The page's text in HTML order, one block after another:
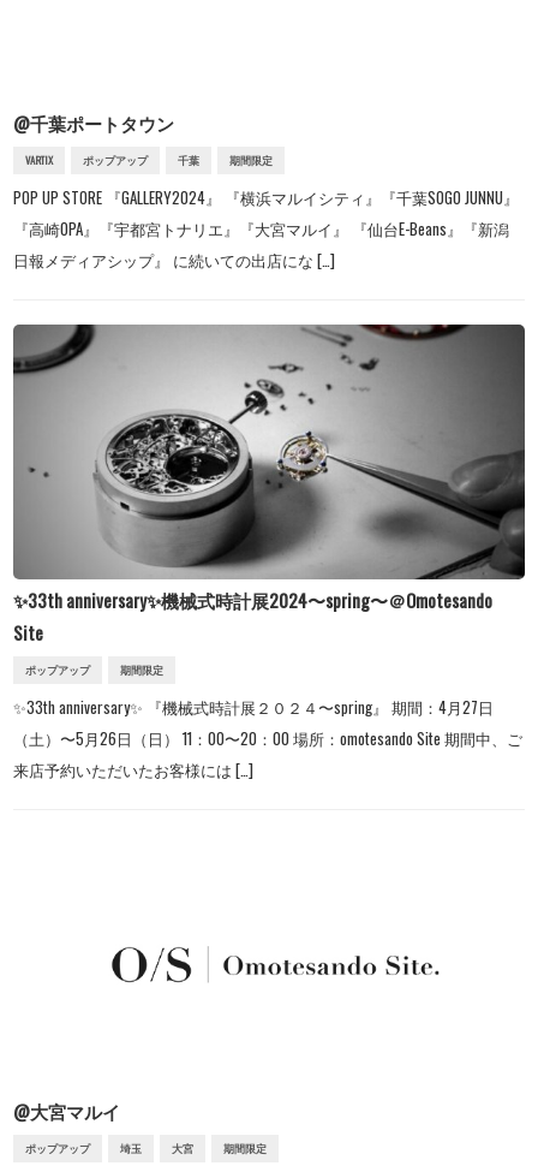
@千葉ポートタウン
VARTIX ポップアップ 千葉 期間限定
POP UP STORE 『GALLERY2024』 『横浜マルイシティ』『千葉SOGO JUNNU』
『高崎OPA』『宇都宮トナリエ』『大宮マルイ』 『仙台E-Beans』『新潟
日報メディアシップ』 に続いての出店にな […]
✨33th anniversary✨機械式時計展2024〜spring〜＠Omotesando
Site
ポップアップ 期間限定
✨33th anniversary✨ 『機械式時計展２０２４〜spring』 期間：4月27日
（土）〜5月26日（日） 11：00〜20：00 場所：omotesando Site 期間中、ご
来店予約いただいたお客様には […]
@大宮マルイ
ポップアップ 埼玉 大宮 期間限定